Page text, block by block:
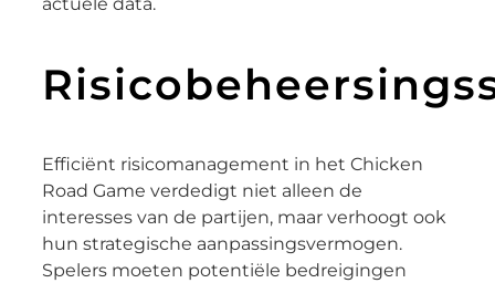
Efficiënt risicomanagement in het Chicken
Road Game verdedigt niet alleen de
interesses van de partijen, maar verhoogt ook
hun strategische aanpassingsvermogen.
Spelers moeten potentiële bedreigingen